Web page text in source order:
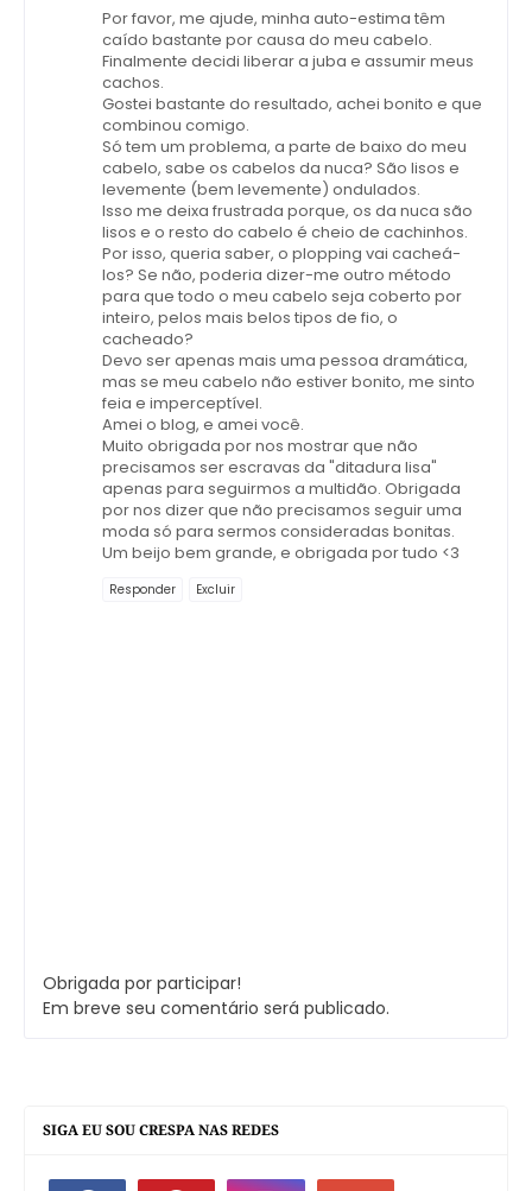
Por favor, me ajude, minha auto-estima têm
caído bastante por causa do meu cabelo.
Finalmente decidi liberar a juba e assumir meus
cachos.
Gostei bastante do resultado, achei bonito e que
combinou comigo.
Só tem um problema, a parte de baixo do meu
cabelo, sabe os cabelos da nuca? São lisos e
levemente (bem levemente) ondulados.
Isso me deixa frustrada porque, os da nuca são
lisos e o resto do cabelo é cheio de cachinhos.
Por isso, queria saber, o plopping vai cacheá-
los? Se não, poderia dizer-me outro método
para que todo o meu cabelo seja coberto por
inteiro, pelos mais belos tipos de fio, o
cacheado?
Devo ser apenas mais uma pessoa dramática,
mas se meu cabelo não estiver bonito, me sinto
feia e imperceptível.
Amei o blog, e amei você.
Muito obrigada por nos mostrar que não
precisamos ser escravas da "ditadura lisa"
apenas para seguirmos a multidão. Obrigada
por nos dizer que não precisamos seguir uma
moda só para sermos consideradas bonitas.
Um beijo bem grande, e obrigada por tudo <3
Responder Excluir
Obrigada por participar!
Em breve seu comentário será publicado.
SIGA EU SOU CRESPA NAS REDES